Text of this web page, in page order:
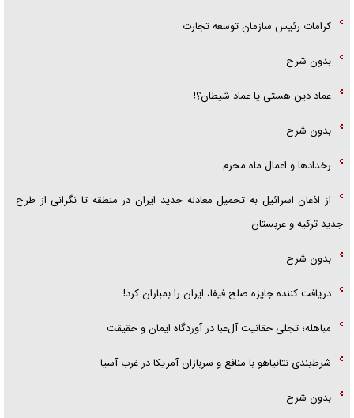
کرامات رئیس سازمان توسعه تجارت
بدون شرح
عماد دین هستی یا عماد شیطان؟!
بدون شرح
رخداد‌ها و اعمال ماه محرم
از اذعان اسرائیل به تحمیل معادله جدید ایران در منطقه تا نگرانی از طرح
جدید ترکیه و عربستان
بدون شرح
دریافت کننده جایزه صلح فیفا، ایران را بمباران کرد!
مباهله؛ تجلی حقانیت آل‌عبا در آوردگاه ایمان و حقیقت
شرط‌بندی نتانیاهو با منافع و سربازان آمریکا در غرب آسیا
بدون شرح